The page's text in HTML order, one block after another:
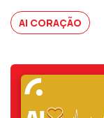
AI CORAÇÃO